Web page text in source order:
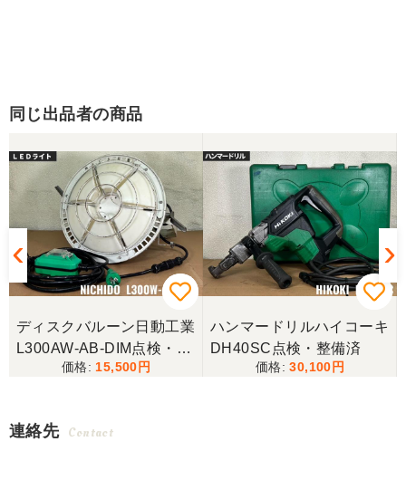
同じ出品者の商品
ディスクバルーン日動工業
L300AW-AB-DIM点検・清
15,500
ハンマードリルハイコーキ
DH40SC点検・整備済
30,100
連絡先 Contact